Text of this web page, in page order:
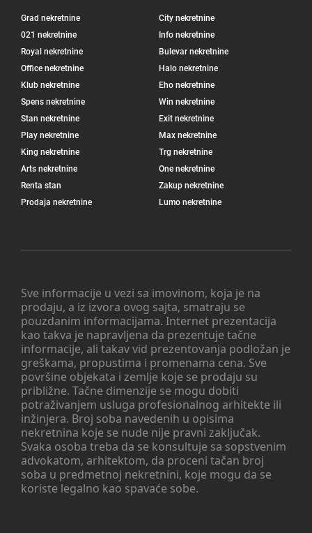
Sve informacije u vezi sa imovinom, koja je na
prodaju, a iz izvora ovog sajta, smatraju se
pouzdanim informacijama. Internet prezentacija
kao takva je napravljena da prezentuje tačne
informacije, ali takav vid prezentovanja podložan je
greškama, propustima i promenama cena. Sve
površine objekata i zemlje koje se prodaju su
približne. Tačne dimenzije se mogu dobiti
potraživanjem usluga profesionalnog arhitekte ili
inžinjera. Broj soba navedenih u opisima
nekretnina koje se nude nije pravni zaključak.
Svaka osoba treba da se konsultuje sa sopstvenim
advokatom, arhitektom, da proceni tačan broj
soba u predmetnoj nekretnini, koje mogu da se
koriste legalno kao spavaće sobe.
Grad nekretnine
City nekretnine
021 nekretnine
Info nekretnine
Royal nekretnine
Bulevar nekretnine
Office nekretnine
Halo nekretnine
Klub nekretnine
Eho nekretnine
Spens nekretnine
Win nekretnine
Stan nekretnine
Exit nekretnine
Play nekretnine
Max nekretnine
King nekretnine
Trg nekretnine
Arts nekretnine
One nekretnine
Renta stan
Zakup nekretnine
Prodaja nekretnine
Lumo nekretnine